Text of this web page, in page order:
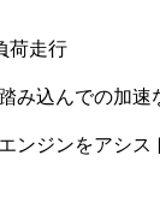
荷走行
み込んでの加速
ンジンをアシス